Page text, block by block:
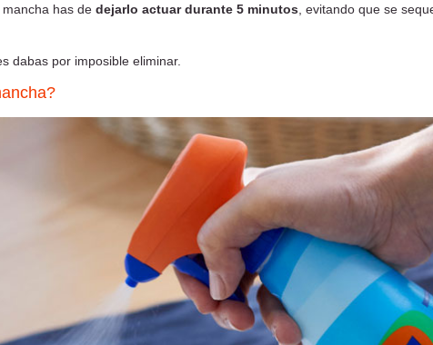
has de dejarlo actuar durante 5 minutos , evitando que se
dabas por imposible eliminar.